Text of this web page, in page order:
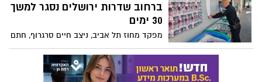
ברחוב שדרות ירושלים נסגר למשך
30 ימים
מפקד מחוז תל אביב, ניצב חיים סרגרוף, חתם
על צו סגירה מנהלי למכולת ברמת גן, לאחר
שבמקום אותר ונעצר שוהה בלתי חוקי
שהועסק בעסק, לצד בעל העסק שנעצר